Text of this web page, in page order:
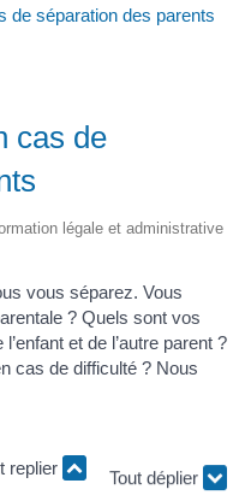
de séparation des parents
cas de
légale et administrative
vous séparez. Vous
? Quels sont vos
et de l’autre parent ?
cas de difficulté ? Nous
replier
Tout déplier